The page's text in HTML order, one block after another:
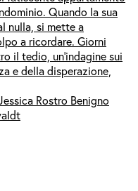
Quando la sua
nulla, si mette a
a ricordare. Giorni
il tedio, un’indagine sui
e della disperazione,
Rostro Benigno